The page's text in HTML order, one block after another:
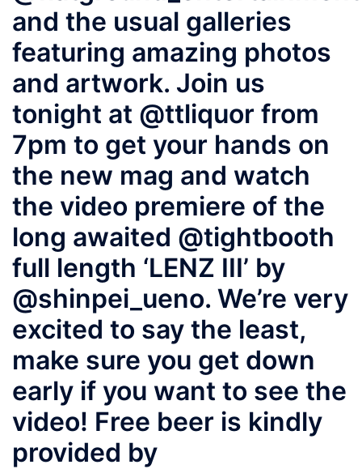
and the usual galleries
featuring amazing photos
and artwork. Join us
tonight at @ttliquor from
7pm to get your hands on
the new mag and watch
the video premiere of the
long awaited @tightbooth
full length ‘LENZ III’ by
@shinpei_ueno. We’re very
excited to say the least,
make sure you get down
early if you want to see the
video! Free beer is kindly
provided by